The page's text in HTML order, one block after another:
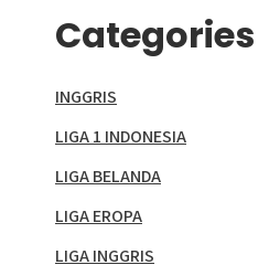
Categories
INGGRIS
LIGA 1 INDONESIA
LIGA BELANDA
LIGA EROPA
LIGA INGGRIS